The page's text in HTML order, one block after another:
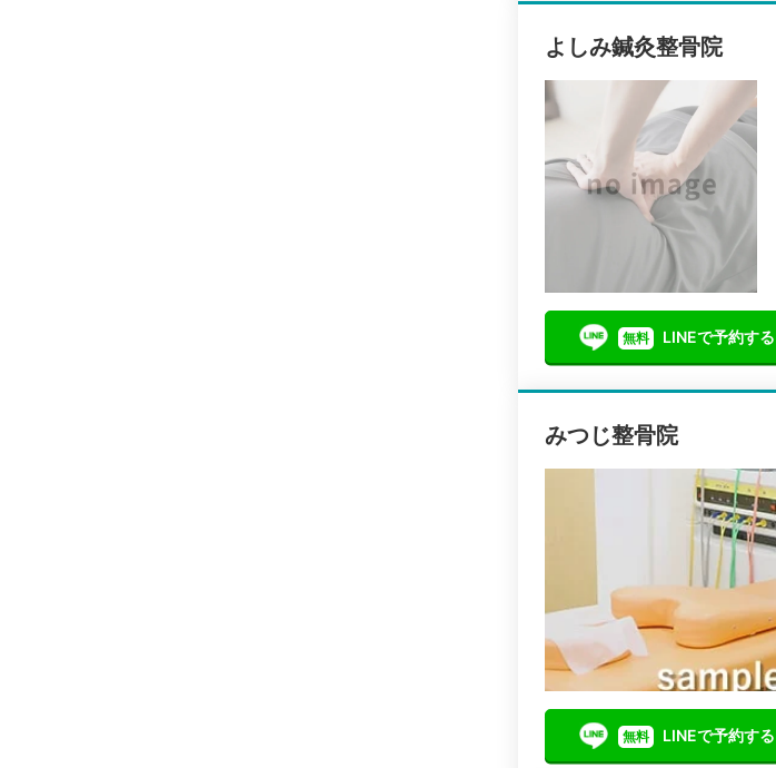
よしみ鍼灸整骨院
無料 LINEで予約する
みつじ整骨院
無料 LINEで予約する